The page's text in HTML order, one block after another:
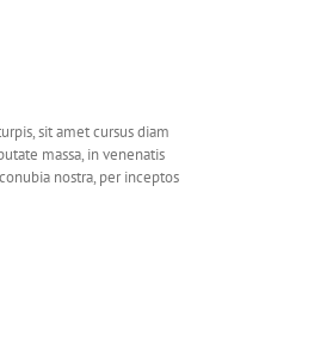
sit amet cursus diam
massa, in venenatis
nostra, per inceptos